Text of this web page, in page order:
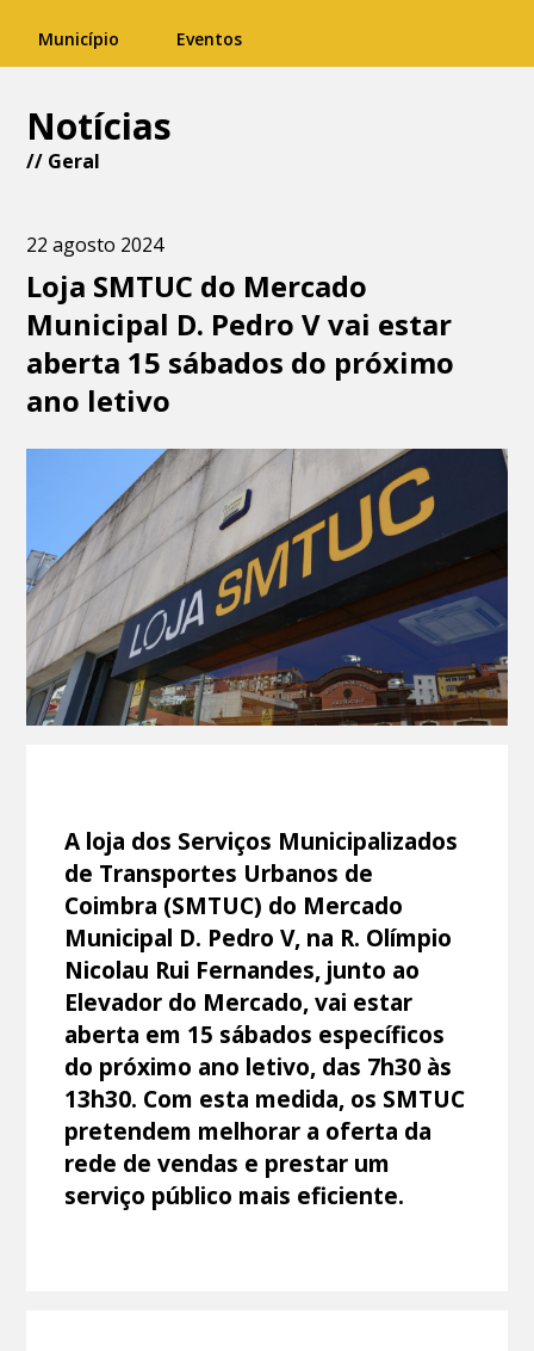
Município Eventos
Notícias
// Geral
22 agosto 2024
Loja SMTUC do Mercado
Municipal D. Pedro V vai estar
aberta 15 sábados do próximo
ano letivo
A loja dos Serviços Municipalizados
de Transportes Urbanos de
Coimbra (SMTUC) do Mercado
Municipal D. Pedro V, na R. Olímpio
Nicolau Rui Fernandes, junto ao
Elevador do Mercado, vai estar
aberta em 15 sábados específicos
do próximo ano letivo, das 7h30 às
13h30. Com esta medida, os SMTUC
pretendem melhorar a oferta da
rede de vendas e prestar um
serviço público mais eficiente.